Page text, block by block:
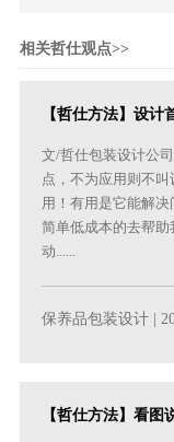
相关哲仕观点>>
【哲仕方法】设
文/哲仕包装设计公
点，不为应用则不
用！有用是它能解
简单低成本的去帮
动......
保养品包装设计 |
【哲仕方法】看